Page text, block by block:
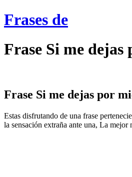
Frases de
Frase Si me
Frase Si me dejas por
Estas disfrutando de una frase
la sensación extraña ante una, La mejor